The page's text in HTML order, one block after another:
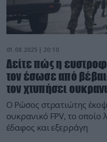
01.08.2025 | 20:10
Δείτε πώς η
τον έσωσε από
τον χτυπήσει
Ο Ρώσος στρατιώτης
ουκρανικό FPV, το οποίο
έδαφος και εξερράγη